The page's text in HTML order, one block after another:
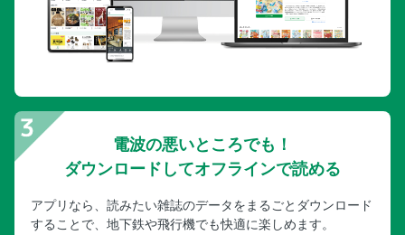
看取るため」だったのね
電波の悪いところでも！
ダウンロードしてオフラインで読める
アプリなら、読みたい雑誌のデータをまるごとダウンロード
することで、地下鉄や飛行機でも快適に楽しめます。